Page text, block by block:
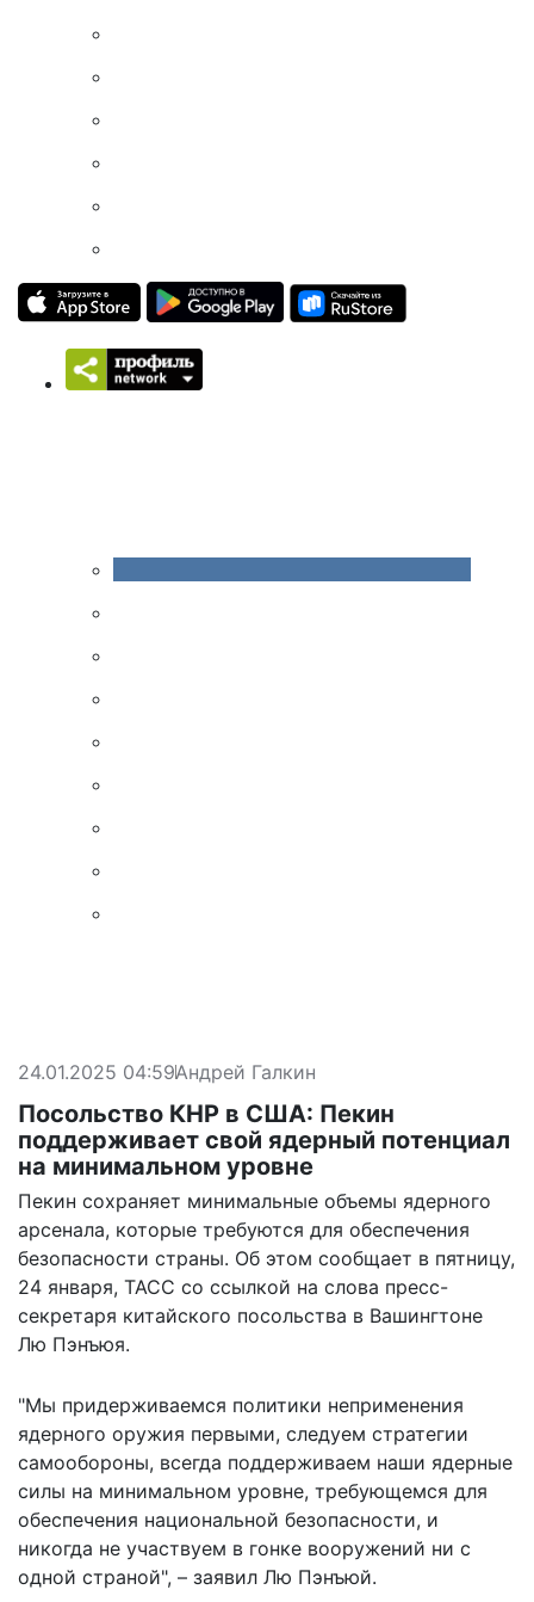
24.01.2025 04:59Андрей Галкин
Посольство КНР в США: Пекин
поддерживает свой ядерный потенциал
на минимальном уровне
Пекин сохраняет минимальные объемы ядерного
арсенала, которые требуются для обеспечения
безопасности страны. Об этом сообщает в пятницу,
24 января, ТАСС со ссылкой на слова пресс-
секретаря китайского посольства в Вашингтоне
Лю Пэнъюя.
"Мы придерживаемся политики неприменения
ядерного оружия первыми, следуем стратегии
самообороны, всегда поддерживаем наши ядерные
силы на минимальном уровне, требующемся для
обеспечения национальной безопасности, и
никогда не участвуем в гонке вооружений ни с
одной страной", – заявил Лю Пэнъюй.